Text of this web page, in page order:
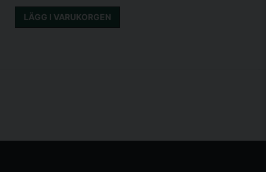
LÄGG I VARUKORGEN